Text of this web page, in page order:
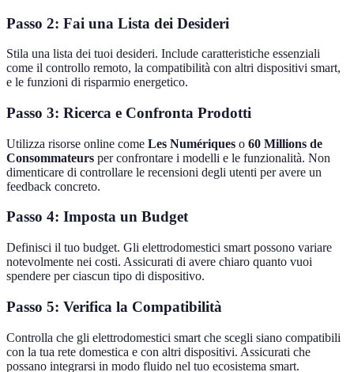
Passo 2: Fai una Lista dei Desideri
Stila una lista dei tuoi desideri. Include caratteristiche essenziali
come il controllo remoto, la compatibilità con altri dispositivi smart,
e le funzioni di risparmio energetico.
Passo 3: Ricerca e Confronta Prodotti
Utilizza risorse online come Les Numériques o 60 Millions de
Consommateurs per confrontare i modelli e le funzionalità. Non
dimenticare di controllare le recensioni degli utenti per avere un
feedback concreto.
Passo 4: Imposta un Budget
Definisci il tuo budget. Gli elettrodomestici smart possono variare
notevolmente nei costi. Assicurati di avere chiaro quanto vuoi
spendere per ciascun tipo di dispositivo.
Passo 5: Verifica la Compatibilità
Controlla che gli elettrodomestici smart che scegli siano compatibili
con la tua rete domestica e con altri dispositivi. Assicurati che
possano integrarsi in modo fluido nel tuo ecosistema smart.